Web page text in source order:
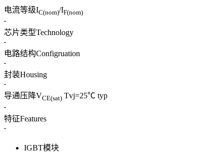
电流等级IC(nom)/IF(nom)
芯片类型Technology
电路结构Configruation
封装Housing
导通压降VCE(sat) Tvj=25℃ typ
特征Features
IGBT模块